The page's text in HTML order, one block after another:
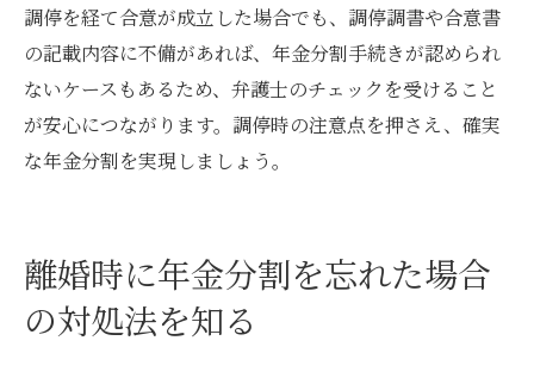
調停を経て合意が成立した場合でも、調停調書や合意書
の記載内容に不備があれば、年金分割手続きが認められ
ないケースもあるため、弁護士のチェックを受けること
が安心につながります。調停時の注意点を押さえ、確実
な年金分割を実現しましょう。
離婚時に年金分割を忘れた場合
の対処法を知る